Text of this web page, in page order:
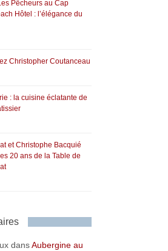
Pêcheurs au Cap
Hôtel : l’élégance du
Christopher Coutanceau
: la cuisine éclatante de
et Christophe Bacquié
20 ans de la Table de
dansAubergine au